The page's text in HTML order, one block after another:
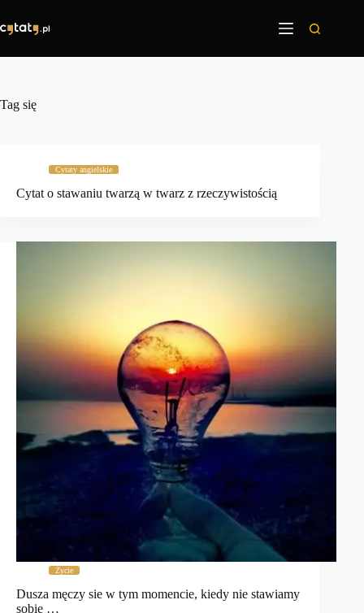
treści
Tag się
Cytaty angielskie
Cytat o stawaniu twarzą w twarz z rzeczywistością
Życie
Dusza męczy sie w tym momencie, kiedy nie stawiamy
sobie …